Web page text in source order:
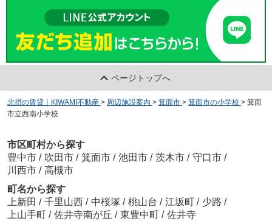
ページトップへ
北摂の賃貸｜KIWAMI不動産 > 周辺施設案内 > 箕面市 > 箕面市の小学校 > 箕面
市立西南小学校
市区町村から探す
豊中市 / 吹田市 / 箕面市 / 池田市 / 茨木市 / 守口市 /
川西市 / 高槻市
町名から探す
上新田 / 千里山西 / 中桜塚 / 桃山台 / 江坂町 / 少路 /
上山手町 / 佐井寺南が丘 / 東豊中町 / 佐井寺